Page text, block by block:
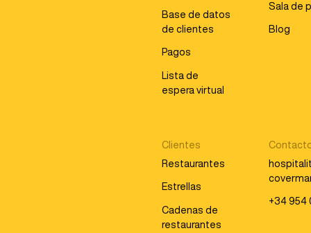
Base de datos
de clientes
Pagos
Lista de
espera virtual
Sala de
Blog
Clientes
Restaurantes
Estrellas
Cadenas de
restaurantes
+34 954